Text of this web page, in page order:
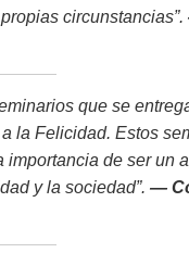
circunstancias”.
que se
la Felicidad. Estos
de ser un
y la sociedad”. —